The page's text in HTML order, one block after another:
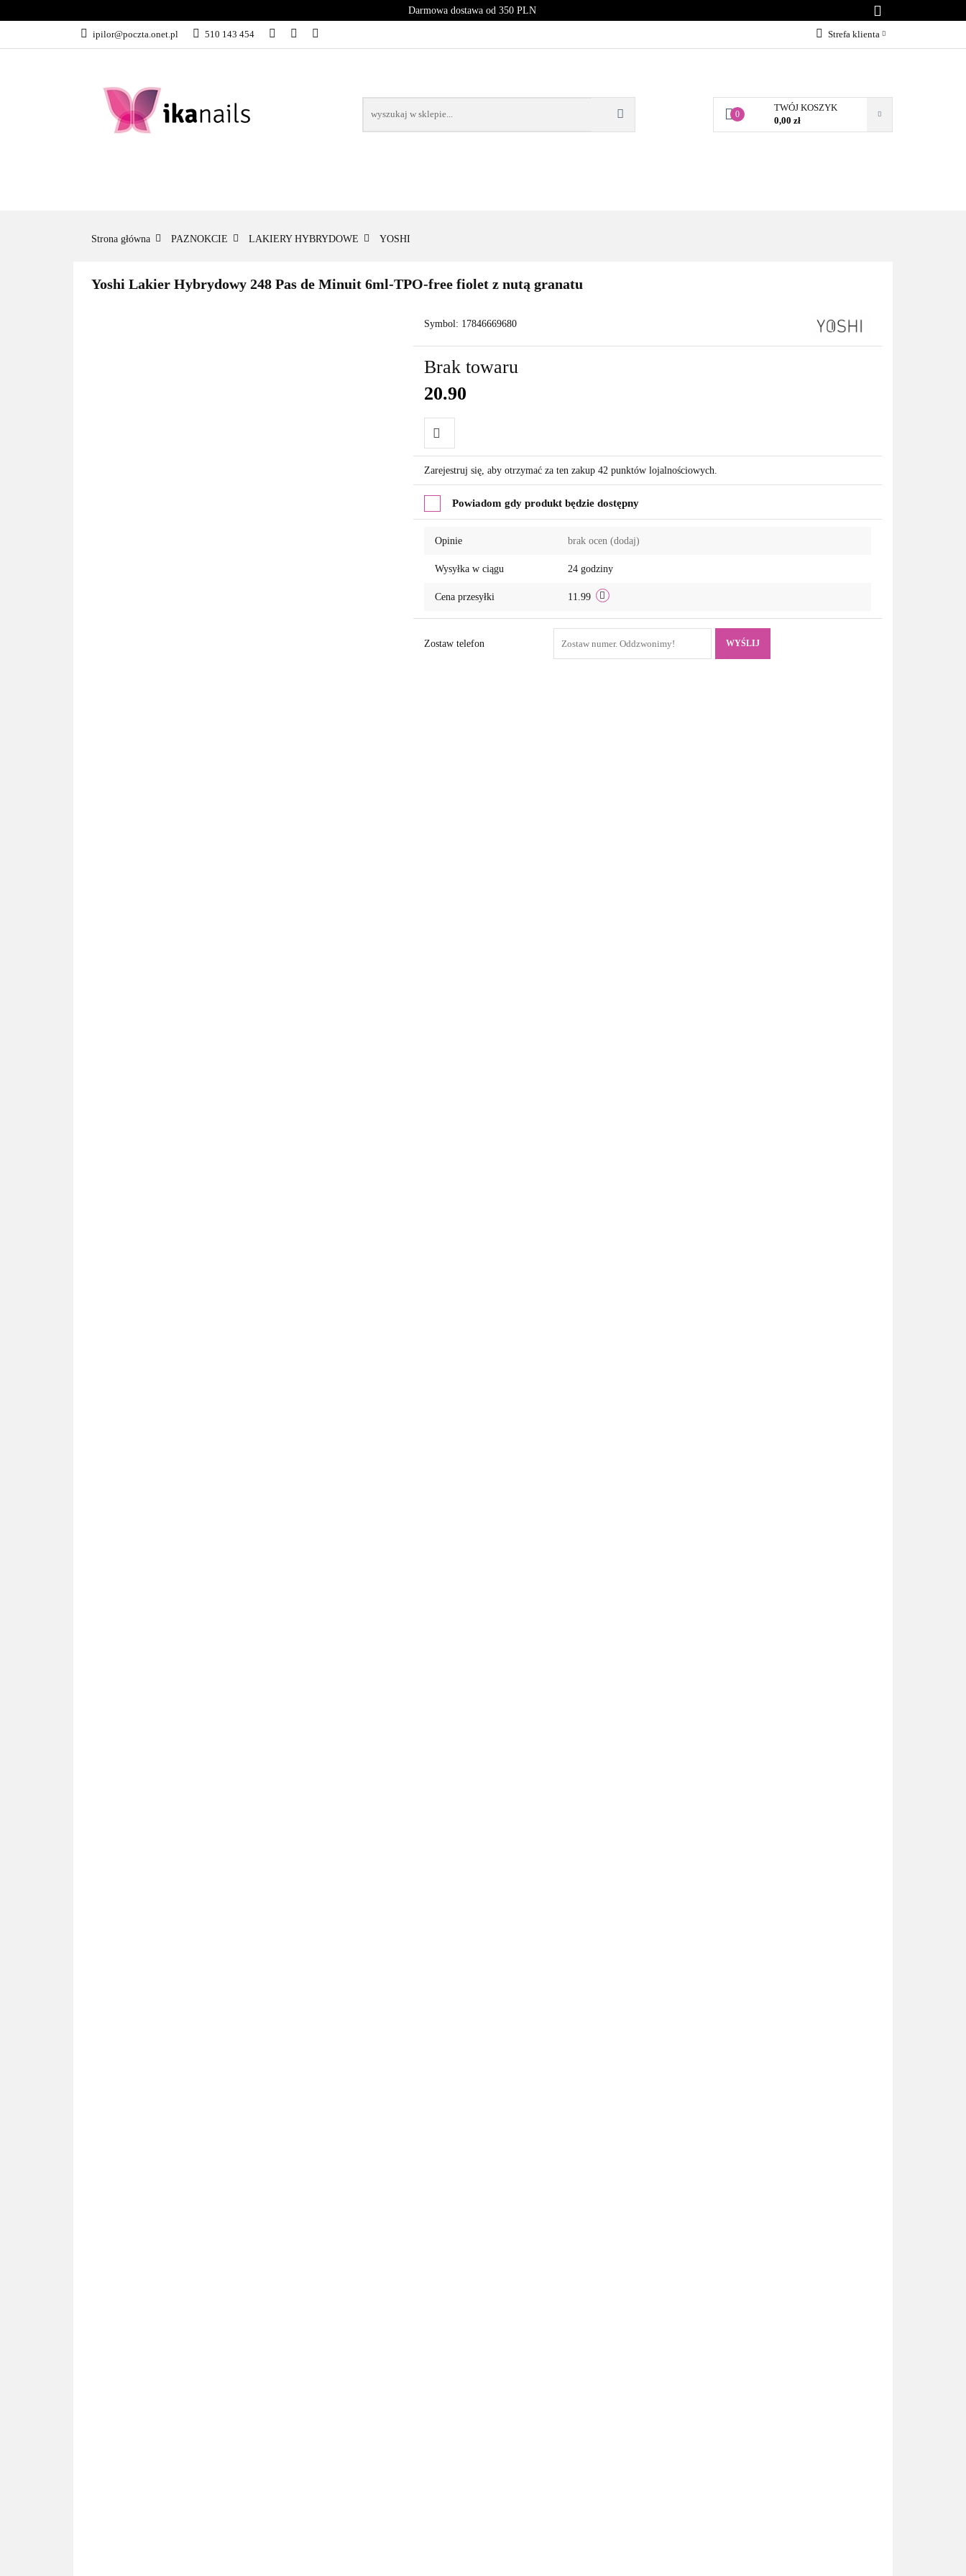
Darmowa dostawa od 350 PLN
ipilor@poczta.onet.pl 510 143 454 Strefa klienta
Dodaj zgłoszenie
Zgody cookies
0
TWÓJ KOSZYK
0,00 zł
KATEGORIE
Strona główna PAZNOKCIE LAKIERY HYBRYDOWE YOSHI
Yoshi Lakier Hybrydowy 248 Pas de Minuit 6ml-TPO-free fiolet z nutą granatu
Symbol: 17846669680
Brak towaru
20.90
Do
przechowalni
Zarejestruj się, aby otrzymać za ten zakup 42 punktów lojalnościowych.
Powiadom gdy produkt będzie dostępny
Opinie brak ocen (dodaj)
Wysyłka w ciągu 24 godziny
Cena przesyłki 11.99
Zostaw telefon WYŚLIJ